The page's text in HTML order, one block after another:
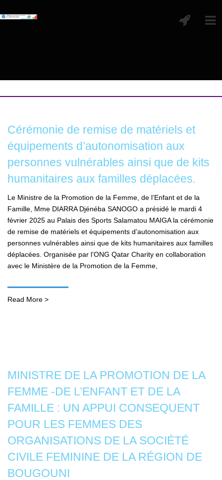
Cérémonie de remise de matériels et
équipements d’autonomisation aux
personnes vulnérables ainsi que de kits
humanitaires aux familles déplacées.
Le Ministre de la Promotion de la Femme, de l’Enfant et de la
Famille, Mme DIARRA Djénéba SANOGO a présidé le mardi 4
février 2025 au Palais des Sports Salamatou MAIGA la cérémonie
de remise de matériels et équipements d’autonomisation aux
personnes vulnérables ainsi que de kits humanitaires aux familles
déplacées. Organisée par l’ONG Qatar Charity en collaboration
avec le Ministère de la Promotion de la Femme,
Read More >
MINISTRE DE LA PROMOTION DE LA
FEMME -DE L’ENFANT ET DE LA
FAMILLE : UN APPUI CONSEQUENT
POUR LES FEMMES DES
ORGANISATIONS DE LA SOCIÉTÉ
CIVILE FEMININE DE LA RÉGION DE
BOUGOUNI